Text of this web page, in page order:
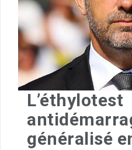
L’éthylotest
généralisé